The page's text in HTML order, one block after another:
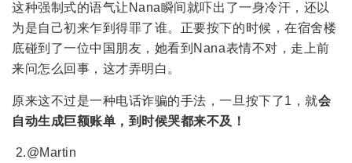
这种强制式的语气让Nana瞬间就吓出了一身冷汗，还以
为是自己初来乍到得罪了谁。正要按下的时候，在宿舍楼
底碰到了一位中国朋友，她看到Nana表情不对，走上前
来问怎么回事，这才弄明白。
原来这不过是一种电话诈骗的手法，一旦按下了1，就会
自动生成巨额账单，到时候哭都来不及！
2.@Martin